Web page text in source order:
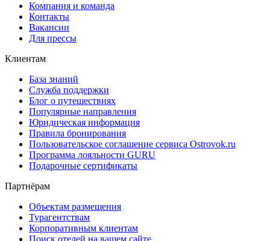
Компания и команда
Контакты
Вакансии
Для прессы
Клиентам
База знаний
Служба поддержки
Блог о путешествиях
Популярные направления
Юридическая информация
Правила бронирования
Пользовательское соглашение сервиса Ostrovok.ru
Программа лояльности GURU
Подарочные сертификаты
Партнёрам
Объектам размещения
Турагентствам
Корпоративным клиентам